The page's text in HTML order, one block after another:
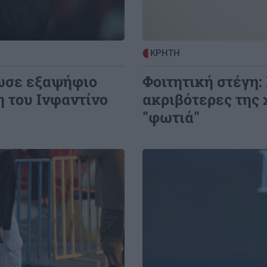
πελατών
εξαψήφιο
Ινφαντίνο
ΚΡΗΤΗ
Φοιτητική
ακριβότερες
"φωτιά"